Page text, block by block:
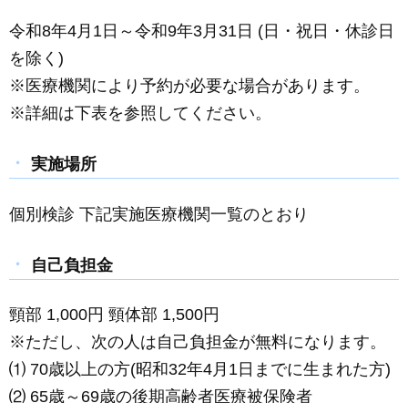
令和8年4月1日～令和9年3月31日 (日・祝日・休診日
を除く)
※医療機関により予約が必要な場合があります。
※詳細は下表を参照してください。
実施場所
個別検診 下記実施医療機関一覧のとおり
自己負担金
頸部 1,000円 頸体部 1,500円
※ただし、次の人は自己負担金が無料になります。
⑴ 70歳以上の方(昭和32年4月1日までに生まれた方)
⑵ 65歳～69歳の後期高齢者医療被保険者